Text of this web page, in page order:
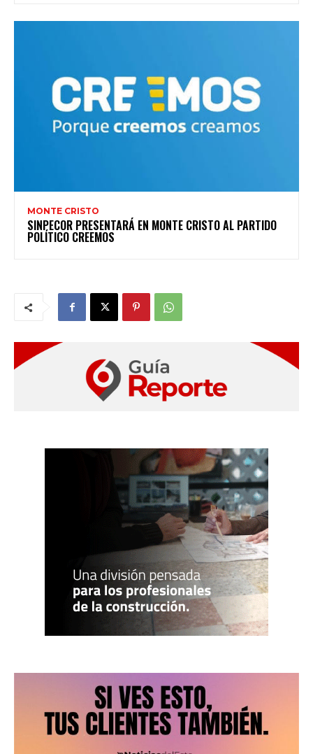
MONTE CRISTO
SINPECOR PRESENTARÁ EN MONTE CRISTO AL PARTIDO
POLÍTICO CREEMOS